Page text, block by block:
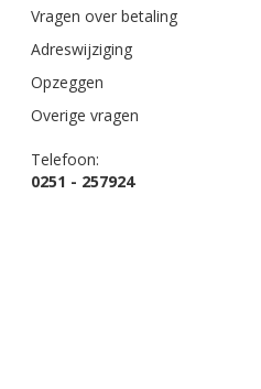
Vragen over betaling
Adreswijziging
Opzeggen
Overige vragen
Telefoon:
0251 - 257924